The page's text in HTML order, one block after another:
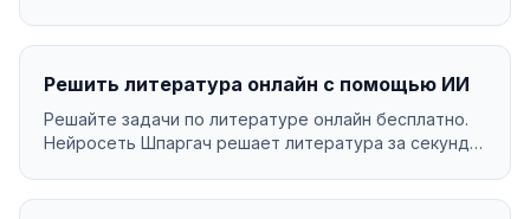
Решить литература онлайн с помощью ИИ
Решайте задачи по литературе онлайн бесплатно.
Нейросеть Шпаргач решает литература за секунды